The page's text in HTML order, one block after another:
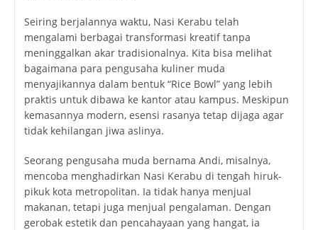
Seiring berjalannya waktu, Nasi Kerabu telah
mengalami berbagai transformasi kreatif tanpa
meninggalkan akar tradisionalnya. Kita bisa melihat
bagaimana para pengusaha kuliner muda
menyajikannya dalam bentuk “Rice Bowl” yang lebih
praktis untuk dibawa ke kantor atau kampus. Meskipun
kemasannya modern, esensi rasanya tetap dijaga agar
tidak kehilangan jiwa aslinya.
Seorang pengusaha muda bernama Andi, misalnya,
mencoba menghadirkan Nasi Kerabu di tengah hiruk-
pikuk kota metropolitan. Ia tidak hanya menjual
makanan, tetapi juga menjual pengalaman. Dengan
gerobak estetik dan pencahayaan yang hangat, ia